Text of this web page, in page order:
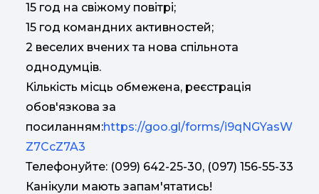
15 год на свіжому повітрі;
15 год командних активностей;
2 веселих вчених та нова спільнота
однодумців.
Кількість місць обмежена, реєстрація
обов'язкова за
посиланням:https://goo.gl/forms/i9qNGYasW
Z7CcZ7A3
Телефонуйте: (099) 642-25-30, (097) 156-55-33
Канікули мають запам'ятатись!